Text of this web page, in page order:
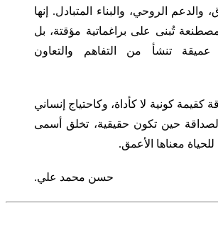
والدعم الروحي، والبناء المتبادل. إنها
تُبنى على براغماتية مؤقتة، بل
تنشأ من التفاهم والتعاون
كقيمة كونية لا كأداة، وكاحتياج إنساني
حين تكون حقيقية، تخلق أسمى
للحياة معناها الأعمق.
حسن محمد علي.